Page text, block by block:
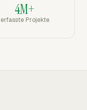
4M+
erfasste Projekte